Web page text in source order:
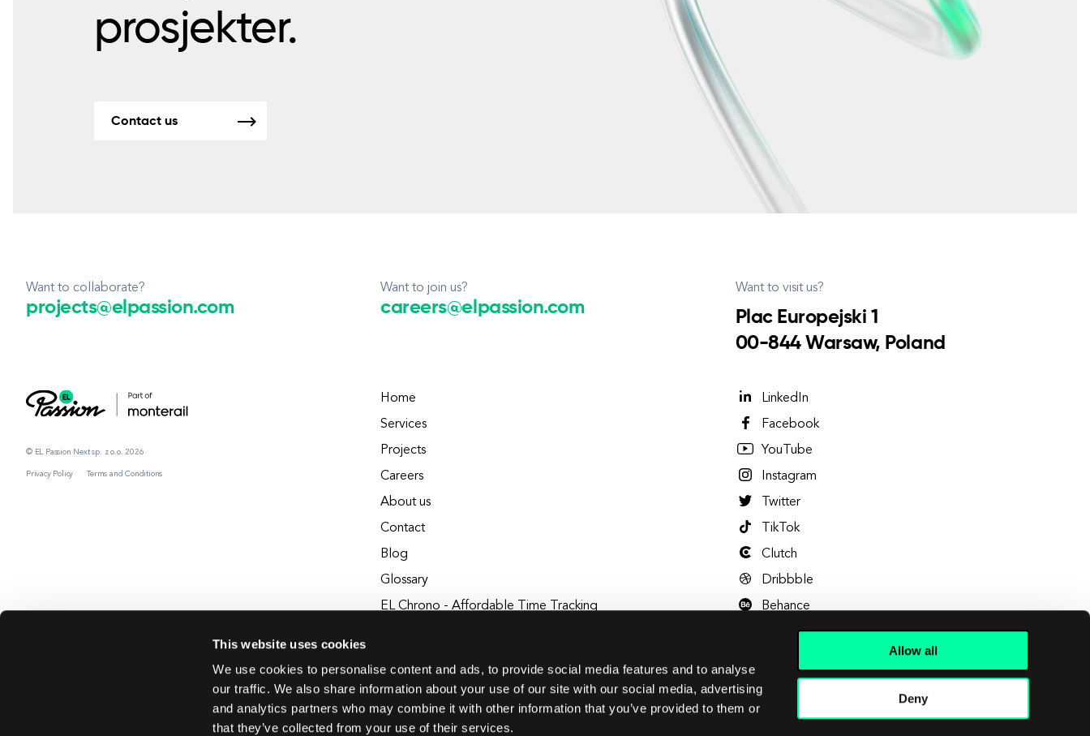
This website uses cookies
We use cookies to personalise content and ads, to provide social media features and to analyse
our traffic. We also share information about your use of our site with our social media, advertising
and analytics partners who may combine it with other information that you’ve provided to them or
that they’ve collected from your use of their services.
Allow all
Deny
prosjekter.
Contact us
Want to collaborate?
projects@elpassion.com
Want to join us?
careers@elpassion.com
Want to visit us?
Plac Europejski 1
00-844 Warsaw, Poland
© EL Passion Next sp. z o.o. 2026
Privacy Policy Terms and Conditions
Home
Services
Projects
Careers
About us
Contact
Blog
Glossary
EL Chrono - Affordable Time Tracking
LinkedIn
Facebook
YouTube
Instagram
Twitter
TikTok
Clutch
Dribbble
Behance